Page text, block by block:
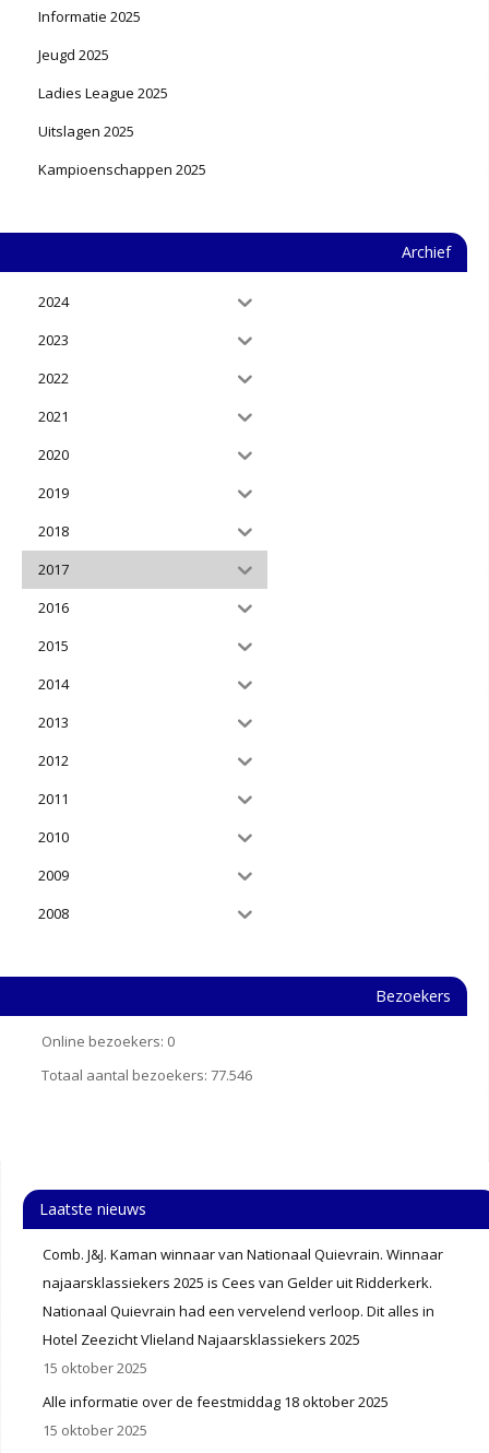
Informatie 2025
Jeugd 2025
Ladies League 2025
Uitslagen 2025
Kampioenschappen 2025
Archief
2024
2023
2022
2021
2020
2019
2018
2017
2016
2015
2014
2013
2012
2011
2010
2009
2008
Bezoekers
Online bezoekers: 0
Totaal aantal bezoekers: 77.546
Laatste nieuws
Comb. J&J. Kaman winnaar van Nationaal Quievrain. Winnaar
najaarsklassiekers 2025 is Cees van Gelder uit Ridderkerk.
Nationaal Quievrain had een vervelend verloop. Dit alles in
Hotel Zeezicht Vlieland Najaarsklassiekers 2025
15 oktober 2025
Alle informatie over de feestmiddag 18 oktober 2025
15 oktober 2025